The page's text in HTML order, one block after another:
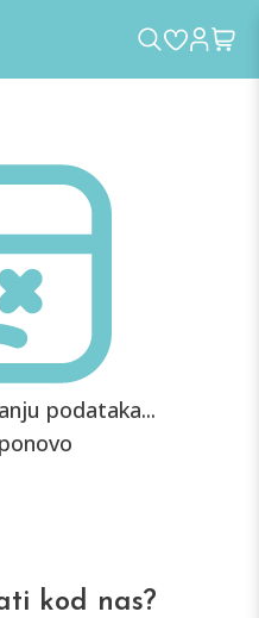
podataka...
kod nas?